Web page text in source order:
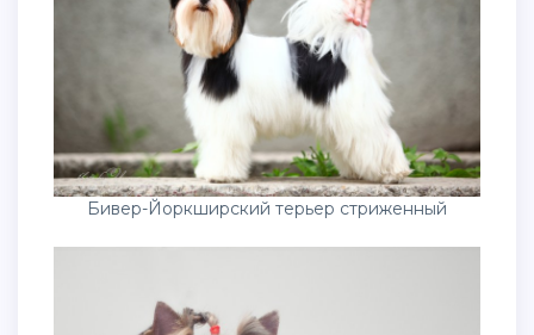
Бивер-Йоркширский терьер стриженный